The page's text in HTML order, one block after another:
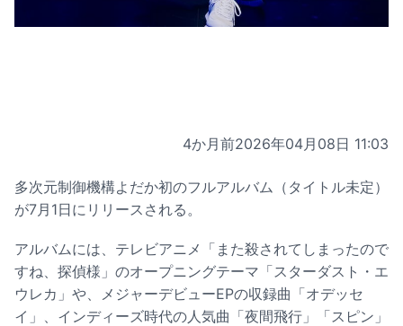
4か月前2026年04月08日 11:03
多次元制御機構よだか初のフルアルバム（タイトル未定）
が7月1日にリリースされる。
アルバムには、テレビアニメ「また殺されてしまったので
すね、探偵様」のオープニングテーマ「スターダスト・エ
ウレカ」や、メジャーデビューEPの収録曲「オデッセ
イ」、インディーズ時代の人気曲「夜間飛行」「スピン」